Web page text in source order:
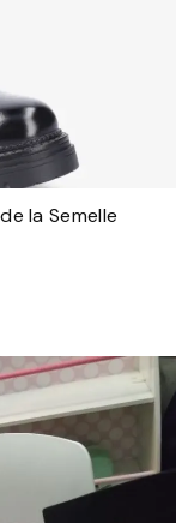
la Semelle